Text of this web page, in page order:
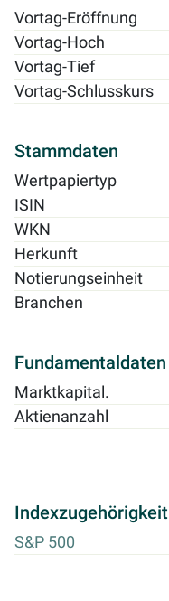
Vortag-Eröffnung
Vortag-Hoch
Vortag-Tief
Vortag-Schlusskurs
Stammdaten
Wertpapiertyp
ISIN
WKN
Herkunft
Notierungseinheit
Branchen
Fundamentaldaten
Marktkapital.
Aktienanzahl
Indexzugehörigkeit
S&P 500